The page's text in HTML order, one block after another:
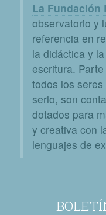
La Fundación
observatorio y
referencia en
la didáctica y
escritura.
todos los
serlo, son
dotados para
y creativa con
lenguajes de